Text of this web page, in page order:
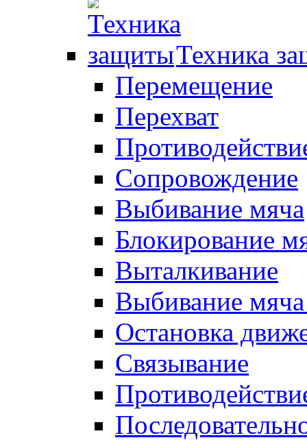
Техника
Перемещение
Перехват
Сопровождение
Выбивание мяча
Блокирование
Выталкивание
Выбивание
Остановка
Связывание